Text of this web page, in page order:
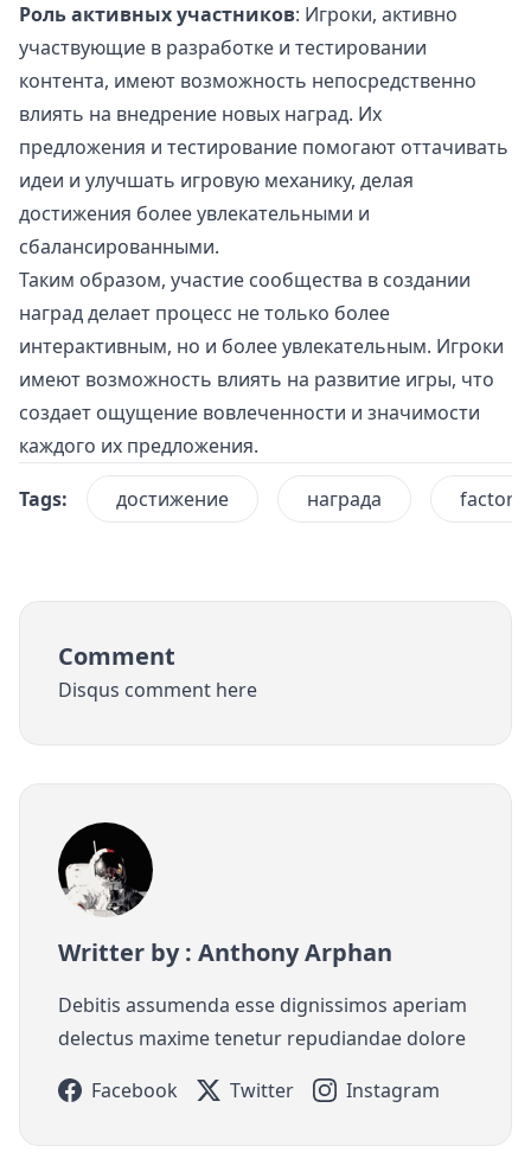
Роль активных участников: Игроки, активно
участвующие в разработке и тестировании
контента, имеют возможность непосредственно
влиять на внедрение новых наград. Их
предложения и тестирование помогают оттачивать
идеи и улучшать игровую механику, делая
достижения более увлекательными и
сбалансированными.
Таким образом, участие сообщества в создании
наград делает процесс не только более
интерактивным, но и более увлекательным. Игроки
имеют возможность влиять на развитие игры, что
создает ощущение вовлеченности и значимости
каждого их предложения.
Tags: достижение награда factorio
Comment
Disqus comment here
Writter by : Anthony Arphan
Debitis assumenda esse dignissimos aperiam
delectus maxime tenetur repudiandae dolore
Facebook
Twitter Instagram